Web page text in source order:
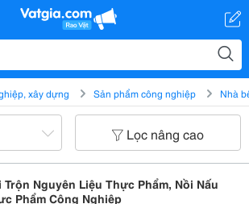
xây dựng Sản phẩm công nghiệp Nhà
Lọc nâng cao
Trộn Nguyên Liệu Thực Phẩm, Nồi Nấu
Phẩm Công Nghiệp